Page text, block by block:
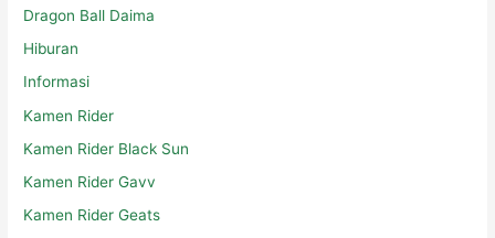
Dragon Ball Daima
Hiburan
Informasi
Kamen Rider
Kamen Rider Black Sun
Kamen Rider Gavv
Kamen Rider Geats